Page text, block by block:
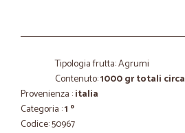
Tipologia frutta: Agrumi
Contenuto:1000 gr totali circa
Provenienza :italia
Categoria :1 º
Codice: 50967